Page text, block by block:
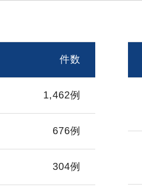
件数
1,462例
676例
304例